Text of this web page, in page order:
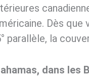
Dès que
parallèle, la
dans les